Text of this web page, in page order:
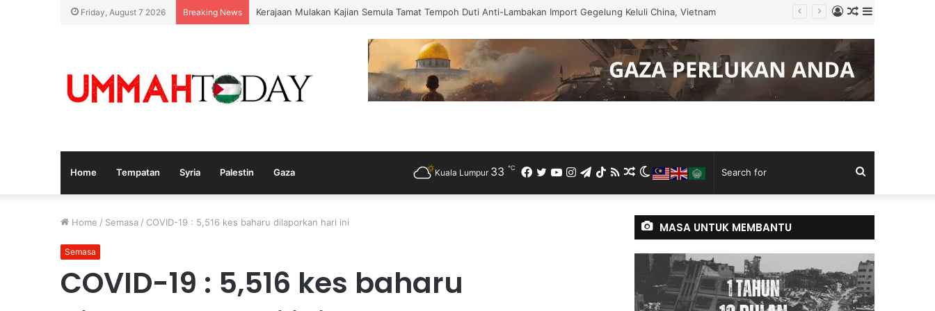
Friday, August 7 2026 Breaking News Kerajaan Mulakan Kajian Semula Tamat Tempoh Duti Anti-Lambakan Import Gegelung Keluli China, Vietnam
Random
Article
Log
In
Home Tempatan Syria Palestin Gaza
for
Switch
skin
Random
Article
RSS
TikTok
Telegram
Instagram
YouTube
Twitter
Facebook
Kuala Lumpur 33 ℃
Home / Semasa / COVID-19 : 5,516 kes baharu dilaporkan hari ini
Semasa
COVID-19 : 5,516 kes baharu
MASA UNTUK MEMBANTU